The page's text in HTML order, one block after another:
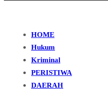
HOME
Hukum
Kriminal
PERISTIWA
DAERAH